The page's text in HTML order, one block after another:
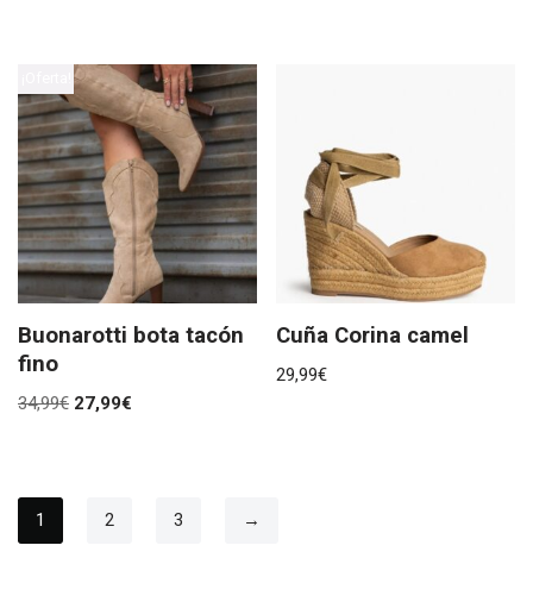
Buonarotti bota tacón
fino
34,99€ 27,99€
Cuña Corina camel
29,99€
1 2 3 →